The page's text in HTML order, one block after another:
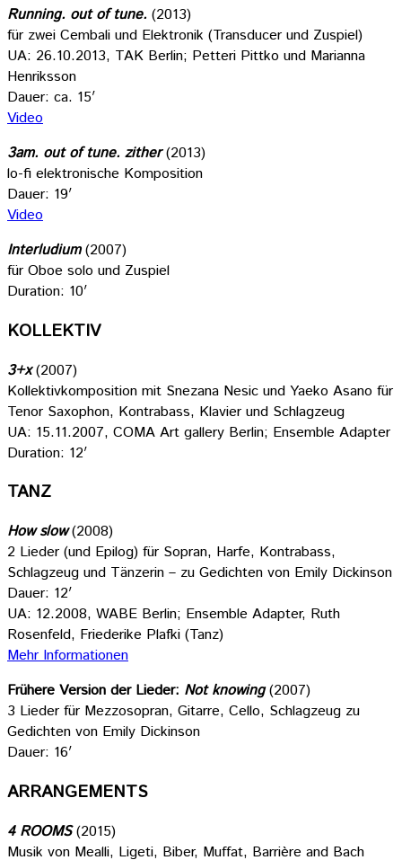
Running. out of tune. (2013)
für zwei Cembali und Elektronik (Transducer und Zuspiel)
UA: 26.10.2013, TAK Berlin; Petteri Pittko und Marianna
Henriksson
Dauer: ca. 15′
Video
3am. out of tune. zither(2013)
lo-fi elektronische Komposition
Dauer: 19′
Video
Interludium(2007)
für Oboe solo und Zuspiel
Duration: 10′
KOLLEKTIV
3+x(2007)
Kollektivkomposition mit Snezana Nesic und Yaeko Asano für
Tenor Saxophon, Kontrabass, Klavier und Schlagzeug
UA: 15.11.2007, COMA Art gallery Berlin; Ensemble Adapter
Duration: 12′
TANZ
How slow(2008)
2 Lieder (und Epilog) für Sopran, Harfe, Kontrabass,
Schlagzeug und Tänzerin – zu Gedichten von Emily Dickinson
Dauer: 12′
UA: 12.2008, WABE Berlin; Ensemble Adapter, Ruth
Rosenfeld, Friederike Plafki (Tanz)
Mehr Informationen
Frühere Version der Lieder: Not knowing(2007)
3 Lieder für Mezzosopran, Gitarre, Cello, Schlagzeug zu
Gedichten von Emily Dickinson
Dauer: 16′
ARRANGEMENTS
4 ROOMS(2015)
Musik von Mealli, Ligeti, Biber, Muffat, Barrière and Bach